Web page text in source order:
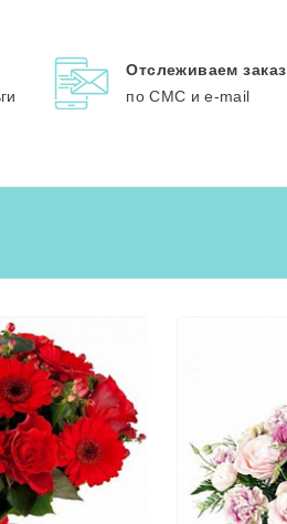
Отслеживаем заказ
по СМС и e-mail